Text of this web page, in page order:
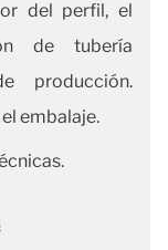
del perfil, el
de tubería
producción.
embalaje.